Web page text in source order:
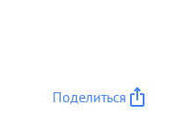
Поделиться